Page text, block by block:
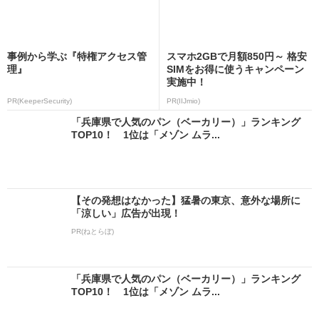
事例から学ぶ『特権アクセス管
理』
PR(KeeperSecurity)
スマホ2GBで月額850円～ 格安
SIMをお得に使うキャンペーン
実施中！
PR(IIJmio)
「兵庫県で人気のパン（ベーカリー）」ランキング
TOP10！ 1位は「メゾン ムラ...
【その発想はなかった】猛暑の東京、意外な場所に
「涼しい」広告が出現！
PR(ねとらぼ)
「兵庫県で人気のパン（ベーカリー）」ランキング
TOP10！ 1位は「メゾン ムラ...